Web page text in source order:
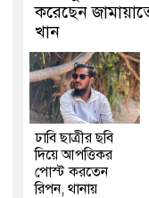
করেছেন
খান
ঢাবি ছাত্রীর ছবি
দিয়ে আপত্তিকর
পোস্ট করতেন
রিপন, থানায়